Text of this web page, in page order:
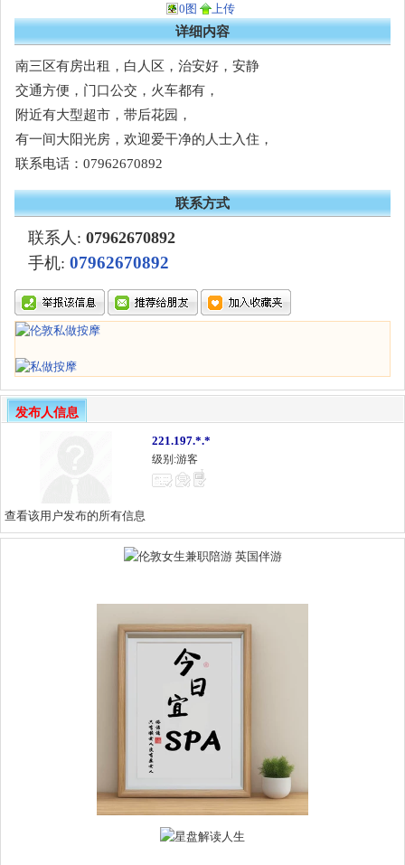
0图 上传
详细内容
南三区有房出租，白人区，治安好，安静
交通方便，门口公交，火车都有，
附近有大型超市，带后花园，
有一间大阳光房，欢迎爱干净的人士入住，
联系电话：07962670892
联系方式
联系人: 07962670892
手机: 07962670892
发布人信息
221.197.*.*
级别:游客
查看该用户发布的所有信息